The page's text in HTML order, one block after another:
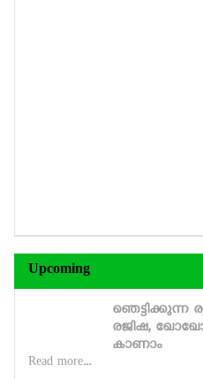
Upcoming
ഞെട്ടിക്കുന്ന
രജിഷ,
കാണാം
Read more...